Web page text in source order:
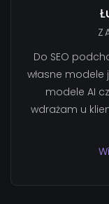
Do SEO
własne modele
modele AI
wdrażam u